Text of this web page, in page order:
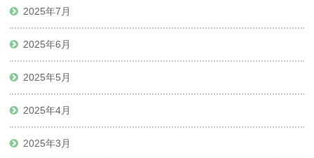
2025年7月
2025年6月
2025年5月
2025年4月
2025年3月